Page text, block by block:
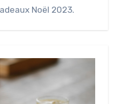
Noël 2023.